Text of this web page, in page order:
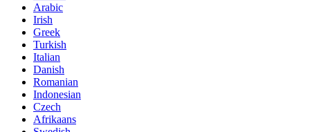
Arabic
Irish
Greek
Turkish
Italian
Danish
Romanian
Indonesian
Czech
Afrikaans